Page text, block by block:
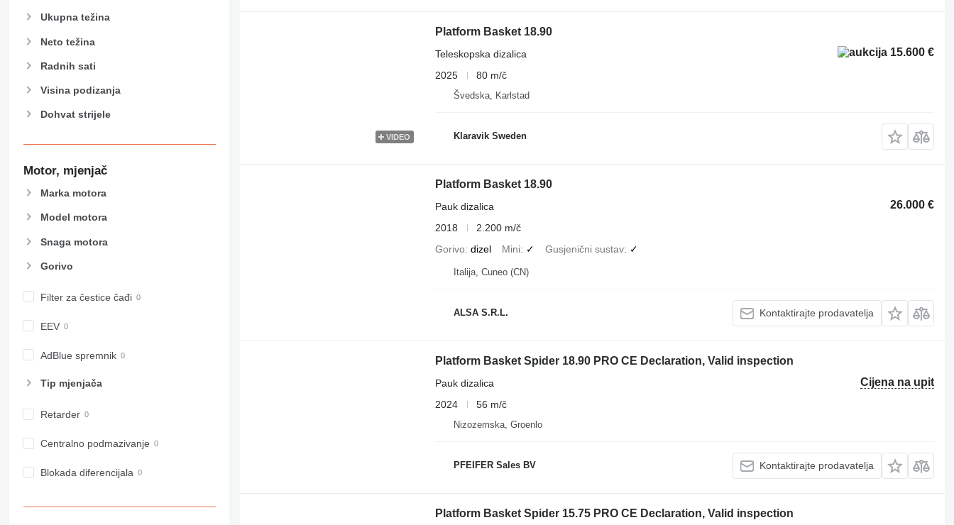
Ukupna težina
Neto težina
Radnih sati
Visina podizanja
Dohvat strijele
Motor, mjenjač
Marka motora
Model motora
Snaga motora
Gorivo
Filter za čestice čađi
EEV
AdBlue spremnik
Tip mјenjača
Retarder
Centralno podmazivanje
Blokada diferencijala
VIDEO
Platform Basket 18.90
15.600 €
Teleskopska dizalica
2025
80 m/č
Švedska, Karlstad
Klaravik Sweden
Platform Basket 18.90
26.000 €
Pauk dizalica
2018
2.200 m/č
Gorivo dizel Mini ✓ Gusjenični sustav ✓
Italija, Cuneo (CN)
ALSA S.R.L. Kontaktirajte prodavatelja
Platform Basket Spider 18.90 PRO CE Declaration, Valid inspection
Cijena na upit
Pauk dizalica
2024
56 m/č
Nizozemska, Groenlo
PFEIFER Sales BV Kontaktirajte prodavatelja
Platform Basket Spider 15.75 PRO CE Declaration, Valid inspection